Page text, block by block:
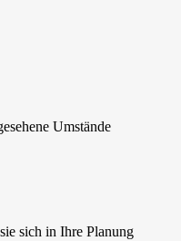
Umstände
sich in Ihre Planung